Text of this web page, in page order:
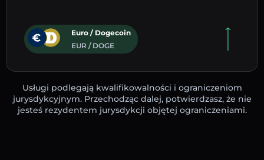
Euro / Dogecoin
EUR / DOGE
Usługi podlegają kwalifikowalności i ograniczeniom
jurysdykcyjnym. Przechodząc dalej, potwierdzasz, że nie
jesteś rezydentem jurysdykcji objętej ograniczeniami.